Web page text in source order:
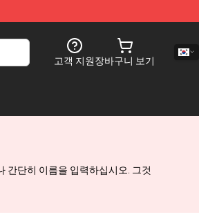
고객 지원장바구니 보기
간단히 이름을 입력하십시오. 그것